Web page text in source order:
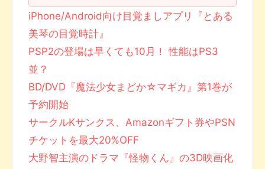
iPhone/Android向け目覚ましアプリ『とある
美琴の目覚時計』
PSP2の登場は早くても10月！ 性能はPS3
並？
BD/DVD『魔法少女まどか☆マギカ』第1巻が
予約開始
サークルKサンクス、Amazonギフト券やPSN
チケットを最大20%OFF
大野智主演のドラマ『怪物くん』の3D映画化